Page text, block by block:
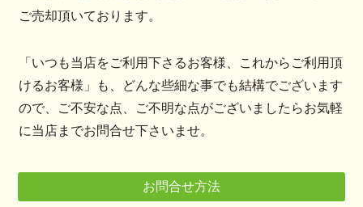
ご売却頂いております。
「いつも当店をご利用下さるお客様、これからご利用頂
けるお客様」も、どんな些細な事でも結構でございます
ので、ご不安な点、ご不明な点がございましたらお気軽
に当店までお問合せ下さいませ。
お問合せ方法